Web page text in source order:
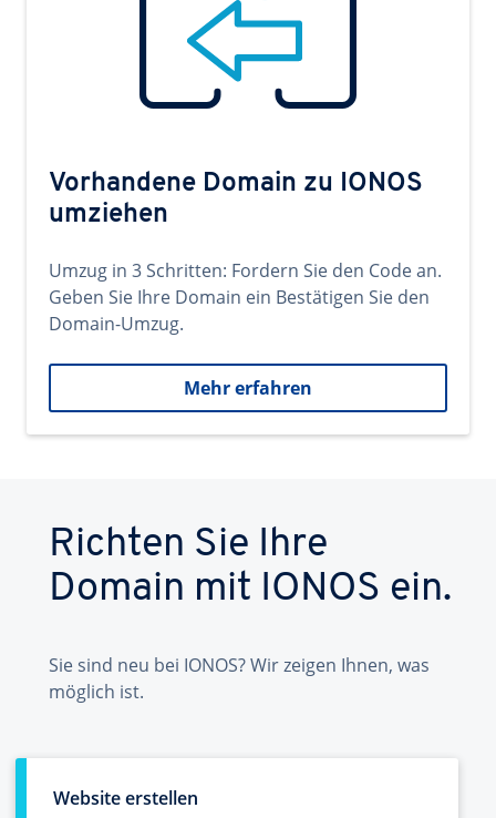
Vorhandene Domain zu IONOS
umziehen
Umzug in 3 Schritten: Fordern Sie den Code an.
Geben Sie Ihre Domain ein Bestätigen Sie den
Domain-Umzug.
Mehr erfahren
Richten Sie Ihre
Domain mit IONOS ein.
Sie sind neu bei IONOS? Wir zeigen Ihnen, was
möglich ist.
Website erstellen